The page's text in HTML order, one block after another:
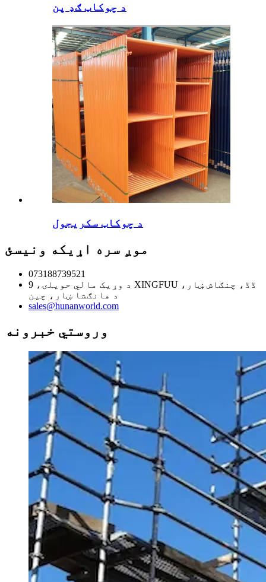
د چوکاټ ګډ پن
د چوکاټ سکریجول
موږ سره اړیکه ونیسئ
073188739521
د وړيک مالي حویلۍ، 9 XINGFUU ڈڈ، چنګاش ښار،
د هانګشا ښار، چین
sales@hunanworld.com
وروستي خبرونه